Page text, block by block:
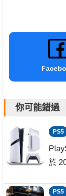
你可能錯過
PS5
於
PS5